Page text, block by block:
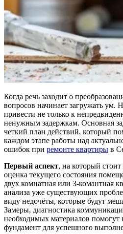
Когда речь заходит о
вопросов начинает загружать ум.
привести не только к
ненужным задержкам. Основная
четкий план действий, который
каждом этапе работы над
ошибок при ремонте квартиры в
Первый аспект, на который
оценка текущего состояния
двух комнатная или 3-комантная
анализа уже существующих
виду недочёты, которые будут
Замеры, диагностика
необходимых материалов помогут
фундамент для успешного